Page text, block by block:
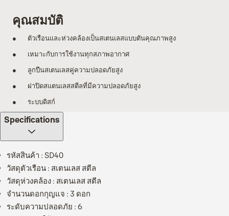
คุณสมบัติ
ตัวเรือนและห่วงคล้องเป็นสเตนเลสแบบตันคุณภาพสูง
เหมาะกับการใช้งานทุกสภาพอากาศ
ลูกปืนสเตนเลสคู่ความปลอดภัยสูง
ฝาปิดสแตนเลสสตีลที่มีความปลอดภัยสูง
ระบบดิสก์
Specifications
รหัสสินค้า : SD40
วัสดุตัวเรือน : สเตนเลส สตีล
วัสดุห่วงคล้อง : สเตนเลส สตีล
จำนวนดอกกุญแจ : 3 ดอก
ระดับความปลอดภัย : 6